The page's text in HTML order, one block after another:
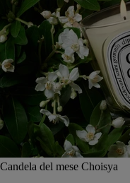
Candela del mese Choisya